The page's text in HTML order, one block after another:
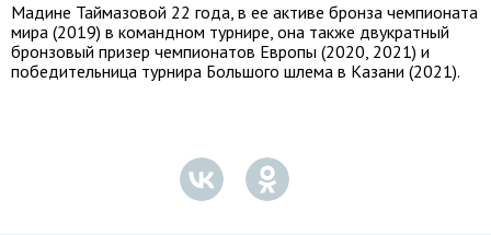
Мадине Таймазовой 22 года, в ее активе бронза чемпионата
мира (2019) в командном турнире, она также двукратный
бронзовый призер чемпионатов Европы (2020, 2021) и
победительница турнира Большого шлема в Казани (2021).